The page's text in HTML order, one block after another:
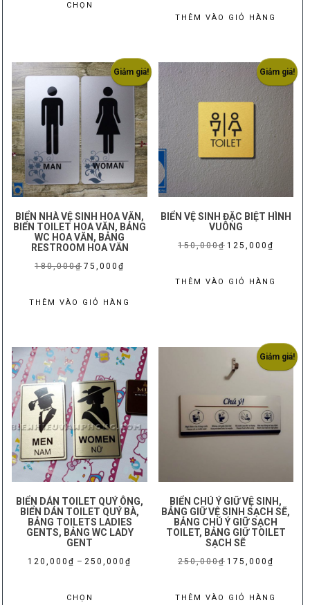
CHỌN
nhiều
biến
thể.
Các
tùy
có
được
chọn
trên
trang
sản
là:
tại
THÊM VÀO GIỎ HÀNG
Giảm giá!
BIỂN NHÀ VỆ SINH HOA VĂN,
BIỂN TOILET HOA VĂN, BẢNG
WC HOA VĂN, BẢNG
RESTROOM HOA VĂN
180,000₫ Giá
là:
75,000 ₫
tại
THÊM VÀO GIỎ HÀNG
Giảm giá!
BIỂN VỆ SINH ĐẶC BIỆT HÌNH
VUÔNG
150,000₫ Giá
là:
125,000 ₫
tại
THÊM VÀO GIỎ HÀNG
BIỂN DÁN TOILET QUÝ ÔNG,
BIỂN DÁN TOILET QUÝ BÀ,
BẢNG TOILETS LADIES
GENTS, BẢNG WC LADY
GENT
120,000 ₫ – 250,000 ₫
CHỌN
Giảm giá!
BIỂN CHÚ Ý GIỮ VỆ SINH,
BẢNG GIỮ VỆ SINH SẠCH SẼ,
BẢNG CHÚ Ý GIỮ SẠCH
TOILET, BẢNG GIỮ TOILET
SẠCH SẼ
250,000₫ Giá
là:
175,000 ₫
tại
THÊM VÀO GIỎ HÀNG